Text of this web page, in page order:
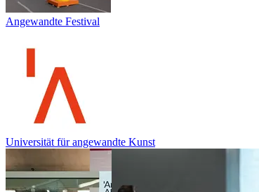
Angewandte Festival
Universität für angewandte Kunst